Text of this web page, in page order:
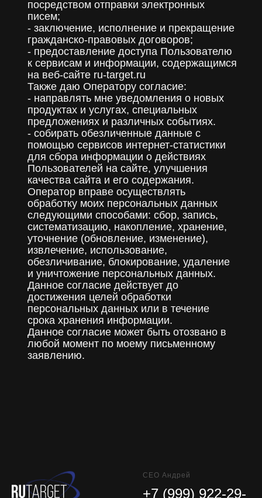
посредством отправки электронных
писем;
- заключение, исполнение и прекращение
гражданско-правовых договоров;
- предоставление доступа Пользователю
к сервисам и информации, содержащимся
на веб-сайте ru-target.ru
Также даю Оператору согласие:
- направлять мне уведомления о новых
продуктах и услугах, специальных
предложениях и различных событиях.
- собирать обезличенные данные с
помощью сервисов интернет-статистики
для сбора информации о действиях
Пользователей на сайте, улучшения
качества сайта и его содержания.
Оператор вправе осуществлять
обработку моих персональных данных
следующими способами: сбор, запись,
систематизацию, накопление, хранение,
уточнение (обновление, изменение),
извлечение, использование,
обезличивание, блокирование, удаление
и уничтожение персональных данных.
Данное согласие действует до
достижения целей обработки
персональных данных или в течение
срока хранения информации.
Данное согласие может быть отозвано в
любой момент по моему письменному
заявлению.
CEO Андрей
+7 (999) 922-29-